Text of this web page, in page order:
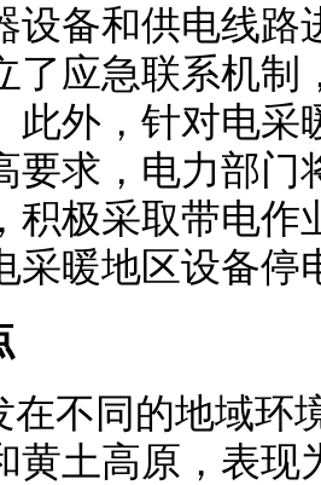
设备和供电线路
了应急联系机制
此外，针对电采
要求，电力部门
积极采取带电作
采暖地区设备停
在不同的地域环
黄土高原，表现